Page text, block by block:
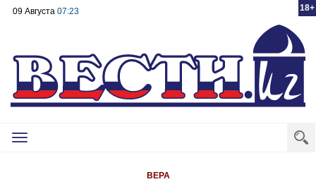
18+
09 Августа 07:23
Toggle
ВЕРА